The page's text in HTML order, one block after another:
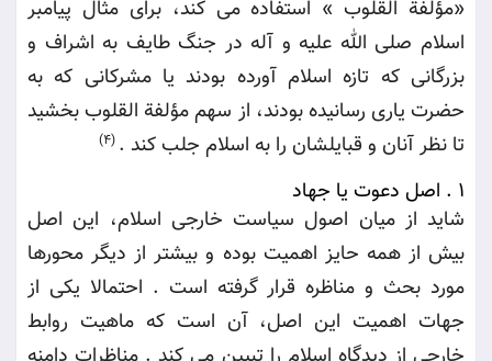
«مؤلفة القلوب » استفاده می کند، برای مثال پیامبر
اسلام صلی الله علیه و آله در جنگ طایف به اشراف و
بزرگانی که تازه اسلام آورده بودند یا مشرکانی که به
حضرت یاری رسانیده بودند، از سهم مؤلفة القلوب بخشید
تا نظر آنان و قبایلشان را به اسلام جلب کند .
(4)
1 .
اصل دعوت یا جهاد
شاید از میان اصول سیاست خارجی اسلام، این اصل
بیش از همه حایز اهمیت بوده و بیشتر از دیگر محورها
مورد بحث و مناظره قرار گرفته است . احتمالا یکی از
جهات اهمیت این اصل، آن است که ماهیت روابط